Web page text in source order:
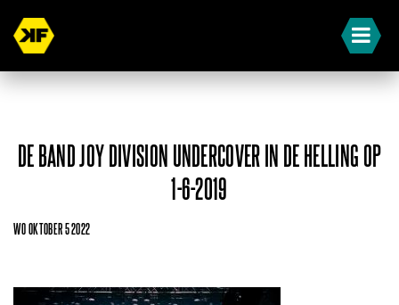
DE BAND JOY DIVISION UNDERCOVER IN DE HELLING OP
1-6-2019
WO OKTOBER 5 2022